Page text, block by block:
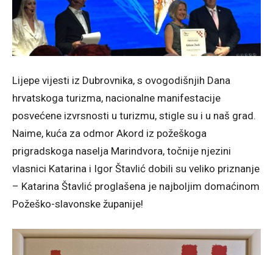
Lijepe vijesti iz Dubrovnika, s ovogodišnjih Dana
hrvatskoga turizma, nacionalne manifestacije
posvećene izvrsnosti u turizmu, stigle su i u naš grad.
Naime, kuća za odmor Akord iz požeškoga
prigradskoga naselja Marindvora, točnije njezini
vlasnici Katarina i Igor Štavlić dobili su veliko priznanje
– Katarina Štavlić proglašena je najboljim domaćinom
Požeško-slavonske županije!